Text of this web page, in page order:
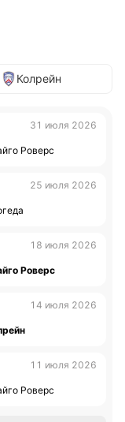
Колрейн
31 июля 2026
Роверс
25 июля 2026
18 июля 2026
Роверс
14 июля 2026
11 июля 2026
Роверс